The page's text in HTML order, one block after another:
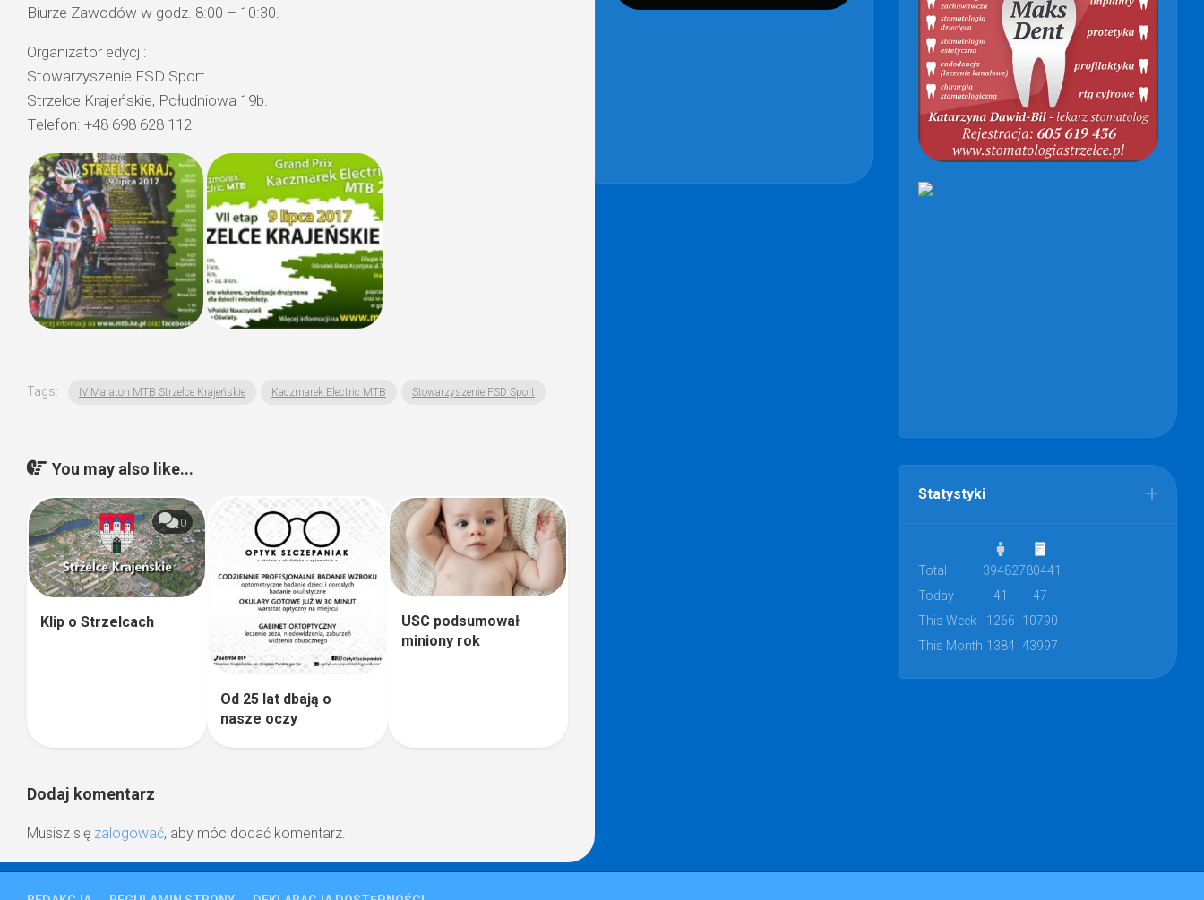
Biurze Zawodów w godz. 8:00 – 10:30.
Organizator edycji:
Stowarzyszenie FSD Sport
Strzelce Krajeńskie, Południowa 19b.
Telefon: +48 698 628 112
Tags: IV Maraton MTB Strzelce Krajeńskie Kaczmarek Electric MTB Stowarzyszenie FSD Sport
You may also like...
0
Klip o Strzelcach
Od 25 lat dbają o
nasze oczy
USC podsumował
miniony rok
Dodaj komentarz
Musisz się zalogować, aby móc dodać komentarz.
Statystyki
Total 39482780441
Today
41
47
This Week
1266
10790
This Month 1384 43997